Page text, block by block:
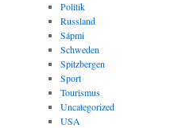
Politik
Russland
Sápmi
Schweden
Spitzbergen
Sport
Tourismus
Uncategorized
USA